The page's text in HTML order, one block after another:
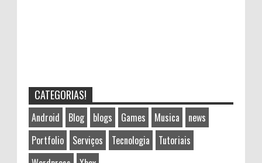
CATEGORIAS!
Android Blog blogs Games Musica
news
Portfolio
Serviços Tecnologia
Tutoriais